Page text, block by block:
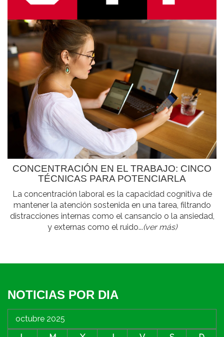
CONCENTRACIÓN EN EL TRABAJO: CINCO
TÉCNICAS PARA POTENCIARLA
La concentración laboral es la capacidad cognitiva de
mantener la atención sostenida en una tarea, filtrando
distracciones internas como el cansancio o la ansiedad,
y externas como el ruido...(ver más)
NOTICIAS POR DIA
octubre 2025